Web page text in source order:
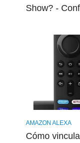
Show? -
AMAZON ALEXA
Cómo